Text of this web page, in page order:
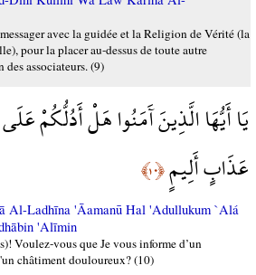
avec la guidée et la Religion de Vérité (la
pour la placer au-dessus de toute autre
associateurs. (9)
يَا أَيُّهَا الَّذِينَ آَمَنُوا هَلْ أَدُلُّكُمْ
عَذَابٍ أَلِيمٍ﴿١٠﴾
Al-Ladhīna 'Āamanū Hal 'Adullukum `Alá
'Alīmin
Voulez-vous que Je vous informe d’un
châtiment douloureux? (10)